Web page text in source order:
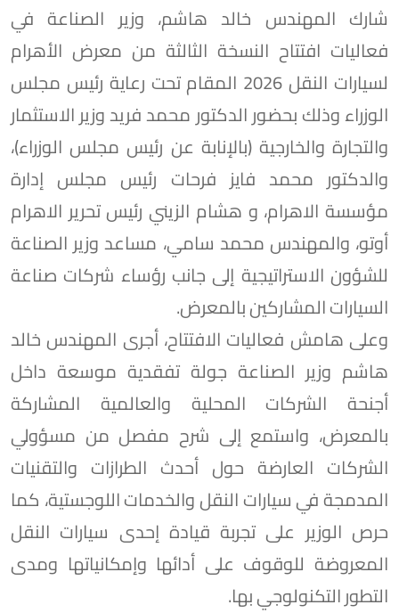
شارك المهندس خالد هاشم، وزير الصناعة في
فعاليات افتتاح النسخة الثالثة من معرض الأهرام
لسيارات النقل 2026 المقام تحت رعاية رئيس مجلس
الوزراء وذلك بحضور الدكتور محمد فريد وزير الاستثمار
والتجارة والخارجية (بالإنابة عن رئيس مجلس الوزراء)،
والدكتور محمد فايز فرحات رئيس مجلس إدارة
مؤسسة الاهرام، و هشام الزيني رئيس تحرير الاهرام
أوتو، والمهندس محمد سامي، مساعد وزير الصناعة
للشؤون الاستراتيجية إلى جانب رؤساء شركات صناعة
السيارات المشاركين بالمعرض.
وعلى هامش فعاليات الافتتاح، أجرى المهندس خالد
هاشم وزير الصناعة جولة تفقدية موسعة داخل
أجنحة الشركات المحلية والعالمية المشاركة
بالمعرض، واستمع إلى شرح مفصل من مسؤولي
الشركات العارضة حول أحدث الطرازات والتقنيات
المدمجة في سيارات النقل والخدمات اللوجستية، كما
حرص الوزير على تجربة قيادة إحدى سيارات النقل
المعروضة للوقوف على أدائها وإمكانياتها ومدى
التطور التكنولوجي بها.